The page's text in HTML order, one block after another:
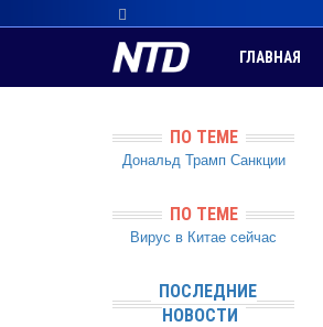
ГЛАВНАЯ
ПО ТЕМЕ
Дональд Трамп Санкции
ПО ТЕМЕ
Вирус в Китае сейчас
ПОСЛЕДНИЕ
НОВОСТИ